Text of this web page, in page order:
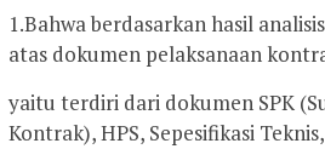
1.Bahwa berdasarkan hasil
atas dokumen pelaksanaan
yaitu terdiri dari dokumen SPK
Kontrak), HPS, Sepesifikasi